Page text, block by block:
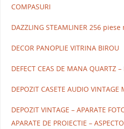
COMPASURI
DAZZLING STEAMLINER 256
DECOR PANOPLIE VITRINA BIROU
DEFECT CEAS DE MANA QUARTZ
DEPOZIT CASETE AUDIO VINTAGE
DEPOZIT VINTAGE – APARATE
APARATE DE PROIECTIE –